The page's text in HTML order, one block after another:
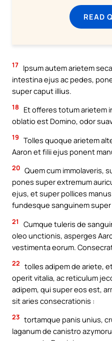
READ
17 Ipsum autem arietem
intestina ejus ac pedes,
super caput illius.
18
Et offeres totum arietem
oblatio est Domino, odor
19 Tolles quoque arietem
Aaron et filii ejus ponent
20 Quem cum immolaveris,
pones super extremum
ejus, et super pollices
fundesque sanguinem
21
Cumque tuleris de
oleo unctionis, asperges
vestimenta eorum.
22 tolles adipem de ariete,
operit vitalia, ac reticulum
adipem, qui super eos est,
sit aries consecrationis :
23 tortamque panis unius,
laganum de canistro